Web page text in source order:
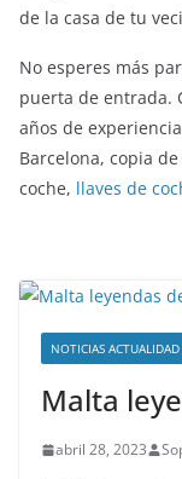
de la casa de tu
No esperes más
puerta de entrada.
años de
Barcelona, copia
coche, llaves de
NOTICIAS
Malta
abril 28, 2023